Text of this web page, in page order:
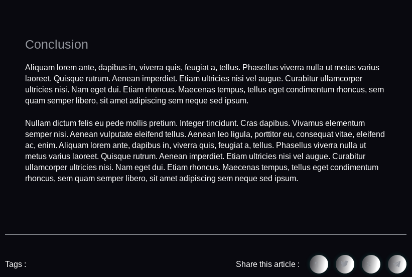
Conclusion
Aliquam lorem ante, dapibus in, viverra quis, feugiat a, tellus. Phasellus viverra nulla ut metus varius
laoreet. Quisque rutrum. Aenean imperdiet. Etiam ultricies nisi vel augue. Curabitur ullamcorper
ultricies nisi. Nam eget dui. Etiam rhoncus. Maecenas tempus, tellus eget condimentum rhoncus, sem
quam semper libero, sit amet adipiscing sem neque sed ipsum.
Nullam dictum felis eu pede mollis pretium. Integer tincidunt. Cras dapibus. Vivamus elementum
semper nisi. Aenean vulputate eleifend tellus. Aenean leo ligula, porttitor eu, consequat vitae, eleifend
ac, enim. Aliquam lorem ante, dapibus in, viverra quis, feugiat a, tellus. Phasellus viverra nulla ut
metus varius laoreet. Quisque rutrum. Aenean imperdiet. Etiam ultricies nisi vel augue. Curabitur
ullamcorper ultricies nisi. Nam eget dui. Etiam rhoncus. Maecenas tempus, tellus eget condimentum
rhoncus, sem quam semper libero, sit amet adipiscing sem neque sed ipsum.
Tags : Share this article :